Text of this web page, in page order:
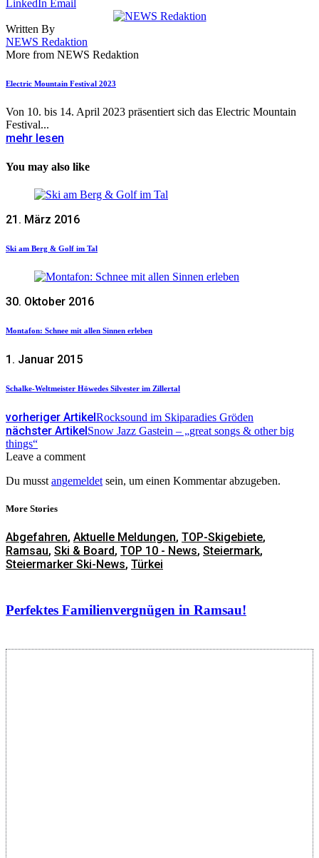
LinkedIn Email
Written By
NEWS Redaktion
More from NEWS Redaktion
Electric Mountain Festival 2023
Von 10. bis 14. April 2023 präsentiert sich das Electric Mountain
Festival...
mehr lesen
You may also like
21. März 2016
Ski am Berg & Golf im Tal
30. Oktober 2016
Montafon: Schnee mit allen Sinnen erleben
1. Januar 2015
Schalke-Weltmeister Höwedes Silvester im Zillertal
vorheriger ArtikelRocksound im Skiparadies Gröden
nächster ArtikelSnow Jazz Gastein – „great songs & other big
things“
Leave a comment
Du musst angemeldet sein, um einen Kommentar abzugeben.
More Stories
Abgefahren, Aktuelle Meldungen, TOP-Skigebiete,
Ramsau, Ski & Board, TOP 10 - News, Steiermark,
Steiermarker Ski-News, Türkei
Perfektes Familienvergnügen in Ramsau!